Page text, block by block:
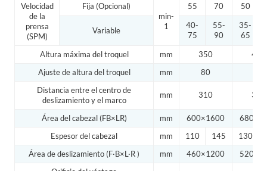
Velocidad
de la
prensa
(SPM)
Fija (Opcional)
min-
1
55 70 50
Variable
40-
75
55-
90
35-
65
Altura máxima del troquel mm 350
400
Ajuste de altura del troquel
mm 80
Distancia entre el centro de
deslizamiento y el marco
mm 310 350
Área del cabezal (FB×LR) mm 600×1600
Espesor del cabezal
mm 110 145 130
Área de deslizamiento (F·B×L·R )
mm 460×1200